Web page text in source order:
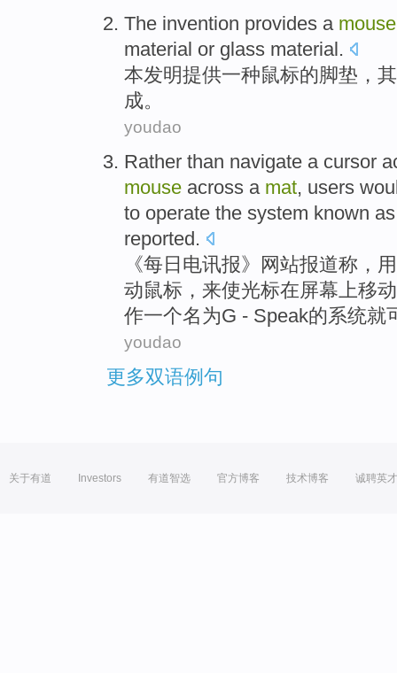
The invention provides a mouse
material or glass material.
本发明提供一种鼠标的脚垫 ， 其
成。
youdao
Rather than navigate a cursor
mouse across a mat, users
to operate the system known
reported.
《每日电讯报》网站报道称 ，
动鼠标，来使光标在屏幕上移
作一个名为G - Speak的系统就
youdao
更多双语例句
关于有道 Investors 有道智选 官方博客 技术博客 诚聘英才